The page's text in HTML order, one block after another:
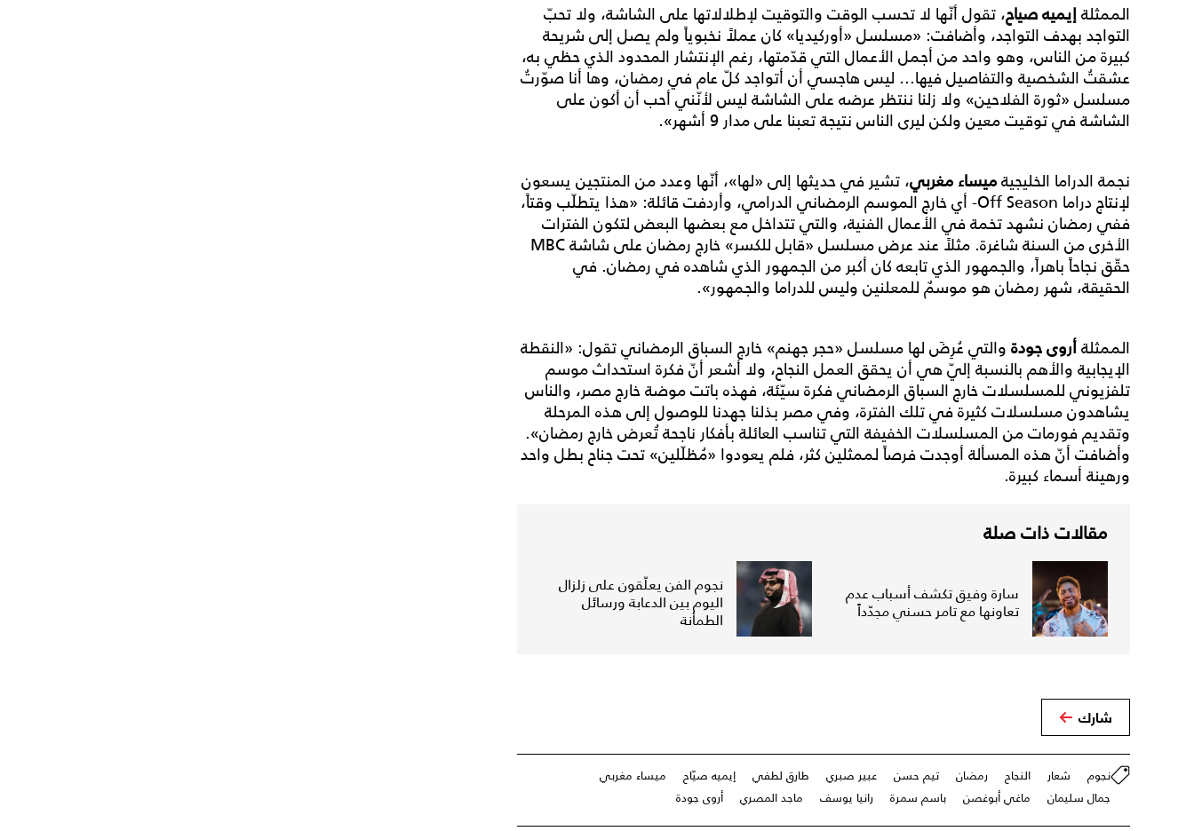
الممثلةإيميه صياح، تقول أنّها لا تحسب الوقت والتوقيت لإطلالاتها على الشاشة، ولا تحبّ
التواجد بهدف التواجد، وأضافت: «مسلسل «أوركيديا» كان عملاً نخبوياً ولم يصل إلى شريحة
كبيرة من الناس، وهو واحد من أجمل الأعمال التي قدّمتها، رغم الإنتشار المحدود الذي حظي به،
عشقتُ الشخصية والتفاصيل فيها... ليس هاجسي أن أتواجد كلّ عام في رمضان، وها أنا صوّرتُ
مسلسل «ثورة الفلاحين» ولا زلنا ننتظر عرضه على الشاشة ليس لأنّني أحب أن أكون على
الشاشة في توقيت معين ولكن ليرى الناس نتيجة تعبنا على مدار 9 أشهر».
نجمة الدراما الخليجيةميساء مغربي، تشير في حديثها إلى «لها»، أنّها وعدد من المنتجين يسعون
لإنتاج دراما Off Season- أي خارج الموسم الرمضاني الدرامي، وأردفت قائلة: «هذا يتطلّب وقتاً،
ففي رمضان نشهد تخمة في الأعمال الفنية، والتي تتداخل مع بعضها البعض لتكون الفترات
الأخرى من السنة شاغرة. مثلاً عند عرض مسلسل «قابل للكسر» خارج رمضان على شاشة MBC
حقّق نجاحاً باهراً، والجمهور الذي تابعه كان أكبر من الجمهور الذي شاهده في رمضان. في
الحقيقة، شهر رمضان هو موسمٌ للمعلنين وليس للدراما والجمهور».
الممثلةأروى جودة والتي عُرِضَ لها مسلسل «حجر جهنم» خارج السباق الرمضاني تقول: «النقطة
الإيجابية والأهم بالنسبة إليّ هي أن يحقق العمل النجاح، ولا أشعر أنّ فكرة استحداث موسم
تلفزيوني للمسلسلات خارج السباق الرمضاني فكرة سيّئة، فهذه باتت موضة خارج مصر، والناس
يشاهدون مسلسلات كثيرة في تلك الفترة، وفي مصر بذلنا جهدنا للوصول إلى هذه المرحلة
وتقديم فورمات من المسلسلات الخفيفة التي تناسب العائلة بأفكار ناجحة تُعرض خارج رمضان».
وأضافت أنّ هذه المسألة أوجدت فرصاً لممثلين كثر، فلم يعودوا «مُظلّلين» تحت جناح بطل واحد
ورهينة أسماء كبيرة.
مقالات ذات صلة
سارة وفيق تكشف أسباب عدم
تعاونها مع تامر حسني مجدّداً
نجوم الفن يعلّقون على زلزال
اليوم بين الدعابة ورسائل
الطمأنة
شارك
نجوم شعار النجاح رمضان تيم حسن عبير صبري طارق لطفي إيميه صيّاح
ميساء مغربي
جمال سليمان
ماغي أبوغصن باسم سمرة رانيا يوسف ماجد المصري أروى جودة